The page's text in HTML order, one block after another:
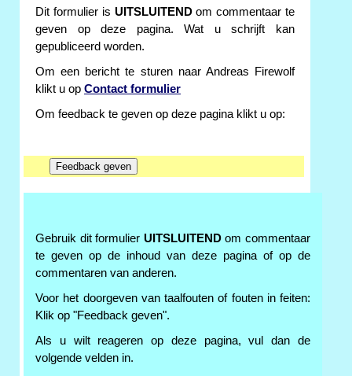
Dit formulier is UITSLUITENDom commentaar te
geven op deze pagina. Wat u schrijft kan
gepubliceerd worden.
Om een bericht te sturen naar Andreas Firewolf
klikt u op Contact formulier
Om feedback te geven op deze pagina klikt u op:
Gebruik dit formulier UITSLUITENDom commentaar
te geven op de inhoud van deze pagina of op de
commentaren van anderen.
Voor het doorgeven van taalfouten of fouten in feiten:
Klik op "Feedback geven".
Als u wilt reageren op deze pagina, vul dan de
volgende velden in.